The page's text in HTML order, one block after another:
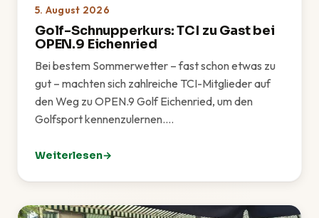
5. August 2026
Golf-Schnupperkurs: TCI zu Gast bei
OPEN.9 Eichenried
Bei bestem Sommerwetter – fast schon etwas zu
gut – machten sich zahlreiche TCI-Mitglieder auf
den Weg zu OPEN.9 Golf Eichenried, um den
Golfsport kennenzulernen.…
Weiterlesen
: Golf-Schnupperkurs: TCI zu Gast bei OPEN.9